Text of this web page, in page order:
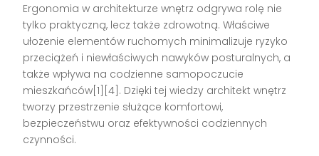
Ergonomia w architekturze wnętrz odgrywa rolę nie
tylko praktyczną, lecz także zdrowotną. Właściwe
ułożenie elementów ruchomych minimalizuje ryzyko
przeciążeń i niewłaściwych nawyków posturalnych, a
także wpływa na codzienne samopoczucie
mieszkańców[1][4]. Dzięki tej wiedzy architekt wnętrz
tworzy przestrzenie służące komfortowi,
bezpieczeństwu oraz efektywności codziennych
czynności.